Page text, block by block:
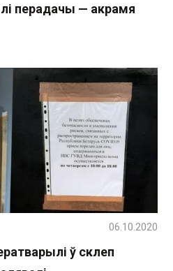
перадачы — акрамя
ў склеп
06.10.2020